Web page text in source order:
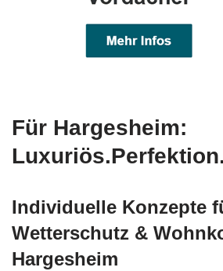
Für Hargesheim:
Individuelle Konzepte
Wetterschutz &
Hargesheim